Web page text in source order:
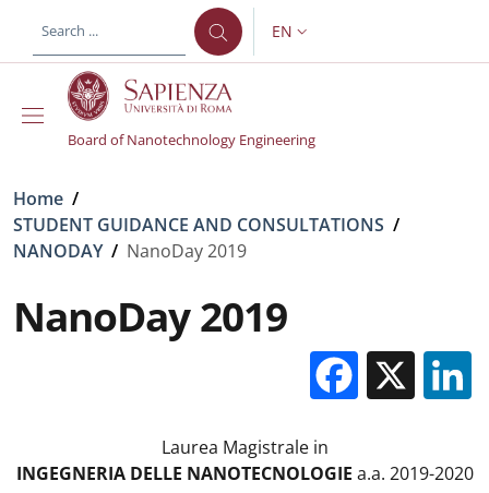
LANGUAGE SWITCHER:
EN
Board of Nanotechnology Engineering
Breadcrumb
Home /
STUDENT GUIDANCE AND CONSULTATIONS /
NANODAY / NanoDay 2019
NanoDay 2019
X
Laurea Magistrale in
INGEGNERIA DELLE NANOTECNOLOGIE a.a. 2019-2020